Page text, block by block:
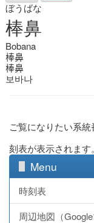
ぼうばな
棒鼻
Bobana
棒鼻
棒鼻
보바나
ご覧になりたい系
刻表が表示されます。
Menu
時刻表
周辺地図（Google